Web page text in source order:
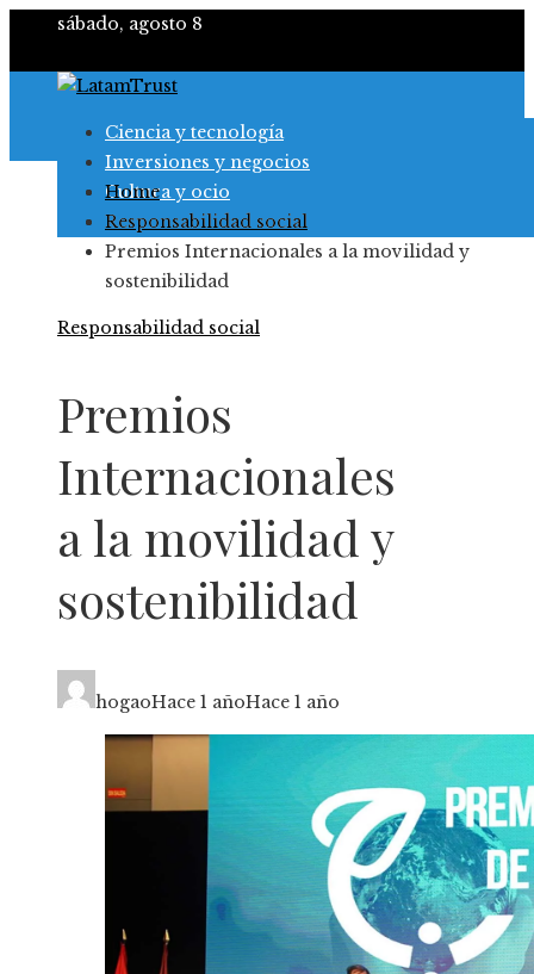
sábado, agosto 8
Ciencia y tecnología
Inversiones y negocios
Cultura y ocio
Responsabilidad social
Home
Responsabilidad social
Premios Internacionales a la movilidad y
sostenibilidad
Responsabilidad social
Premios
Internacionales
a la movilidad y
sostenibilidad
hogaoHace 1 añoHace 1 año